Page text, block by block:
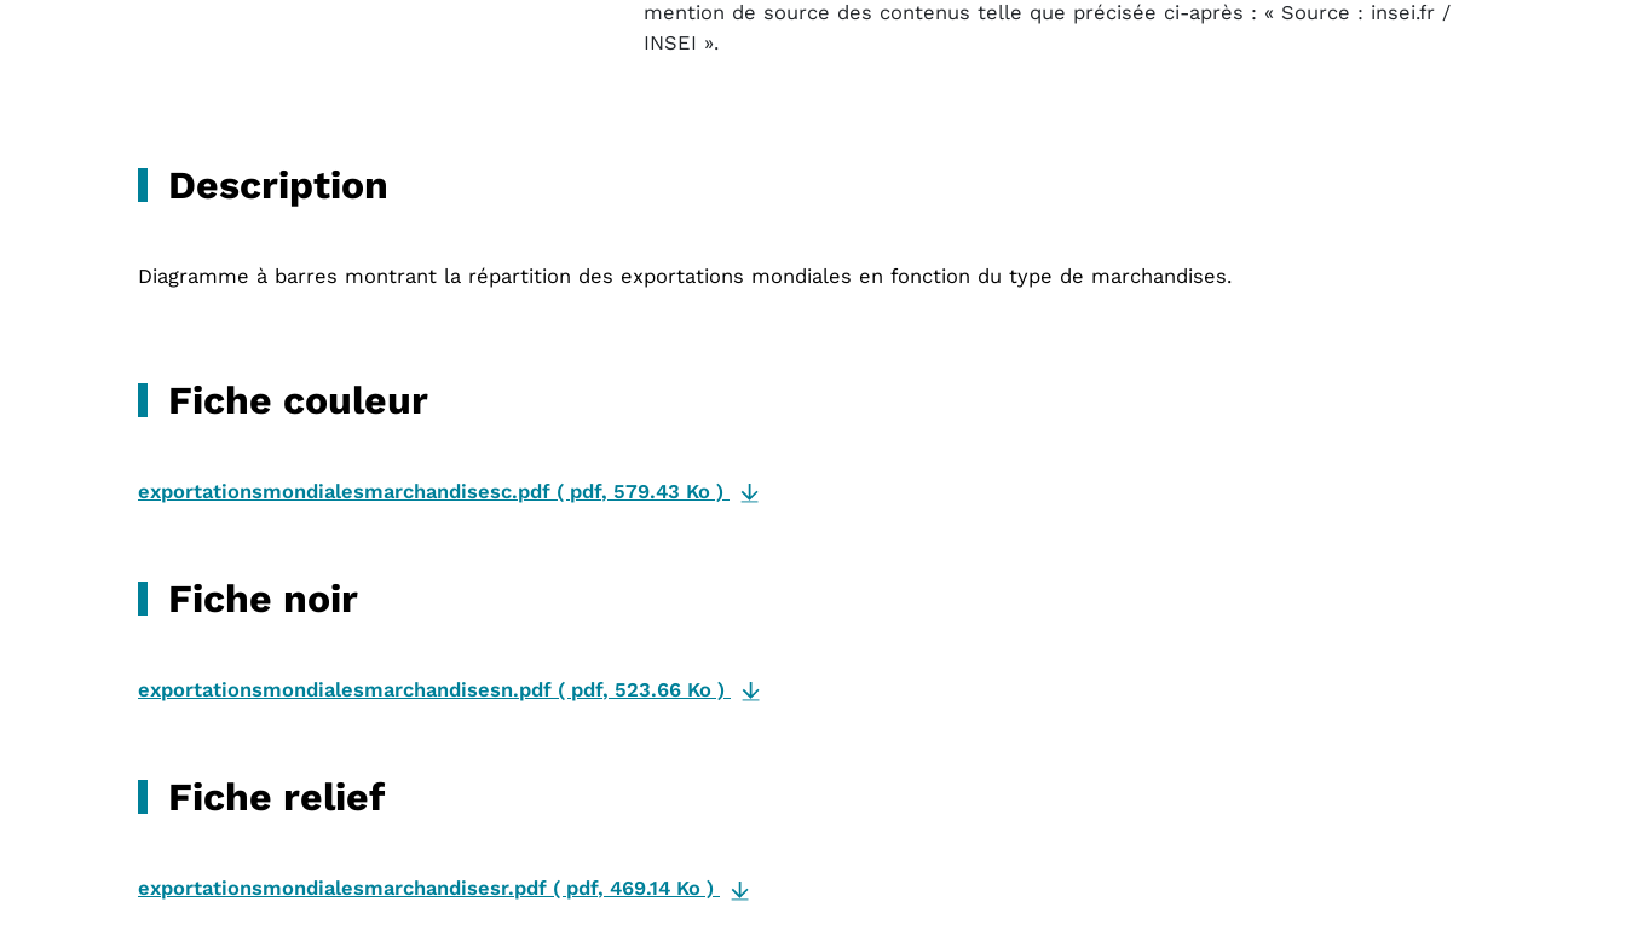
mention de source des contenus telle que précisée ci-après : « Source : insei.fr /
INSEI ».
Description
Diagramme à barres montrant la répartition des exportations mondiales en fonction du type de marchandises.
Fiche couleur
exportationsmondialesmarchandisesc.pdf ( pdf, 579.43 Ko )
Fiche noir
exportationsmondialesmarchandisesn.pdf ( pdf, 523.66 Ko )
Fiche relief
exportationsmondialesmarchandisesr.pdf ( pdf, 469.14 Ko )